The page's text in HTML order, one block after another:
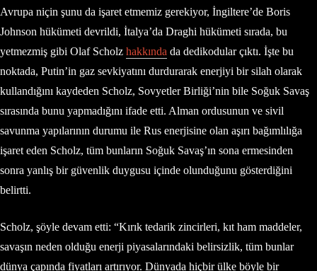
Avrupa niçin şunu da işaret etmemiz gerekiyor, İngiltere’de Boris
Johnson hükümeti devrildi, İtalya’da Draghi hükümeti sırada, bu
yetmezmiş gibi Olaf Scholz hakkında da dedikodular çıktı. İşte bu
noktada, Putin’in gaz sevkiyatını durdurarak enerjiyi bir silah olarak
kullandığını kaydeden Scholz, Sovyetler Birliği’nin bile Soğuk Savaş
sırasında bunu yapmadığını ifade etti. Alman ordusunun ve sivil
savunma yapılarının durumu ile Rus enerjisine olan aşırı bağımlılığa
işaret eden Scholz, tüm bunların Soğuk Savaş’ın sona ermesinden
sonra yanlış bir güvenlik duygusu içinde olunduğunu gösterdiğini
belirtti.
Scholz, şöyle devam etti: “Kırık tedarik zincirleri, kıt ham maddeler,
savaşın neden olduğu enerji piyasalarındaki belirsizlik, tüm bunlar
dünya çapında fiyatları artırıyor. Dünyada hiçbir ülke böyle bir